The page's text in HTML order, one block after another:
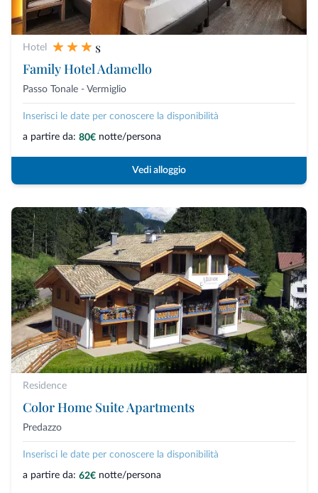
Hotel
s
Family Hotel Adamello
Passo Tonale - Vermiglio
Inserisci le date per conoscere la disponibilità
a partire da: 80€ notte/persona
Vedi alloggio
Residence
Color Home Suite Apartments
Predazzo
Inserisci le date per conoscere la disponibilità
a partire da: 62€ notte/persona